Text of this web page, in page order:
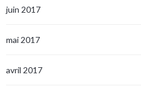
juin 2017
mai 2017
avril 2017